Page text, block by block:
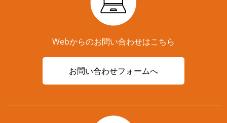
Webからのお問い合わせはこちら
お問い合わせフォームへ